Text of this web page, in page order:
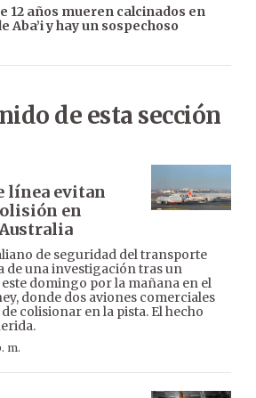
12 años mueren calcinados en
Aba’i y hay un sospechoso
de esta sección
línea evitan
en
de seguridad del transporte
de una investigación tras un
domingo por la mañana en el
donde dos aviones comerciales
colisionar en la pista. El hecho
m.